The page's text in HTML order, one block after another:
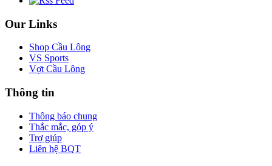
Our Links
Shop Cầu Lông
VS Sports
Vợt Cầu Lông
Thông tin
Thông báo chung
Thắc mắc, góp ý
Trợ giúp
Liên hệ BQT